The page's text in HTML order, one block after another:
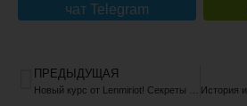
чат Telegram
ПРЕДЫДУЩАЯ